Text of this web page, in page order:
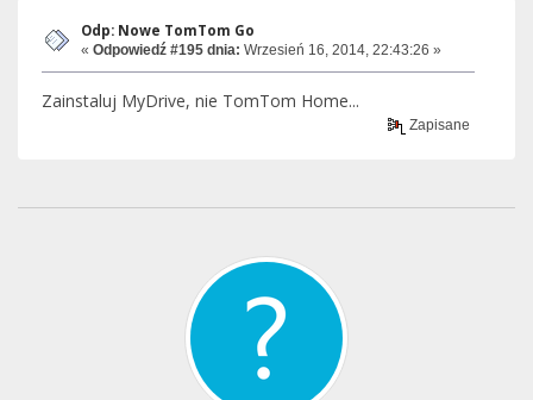
Odp: Nowe TomTom Go
« Odpowiedź #195 dnia: Wrzesień 16, 2014, 22:43:26 »
Zainstaluj MyDrive, nie TomTom Home...
Zapisane